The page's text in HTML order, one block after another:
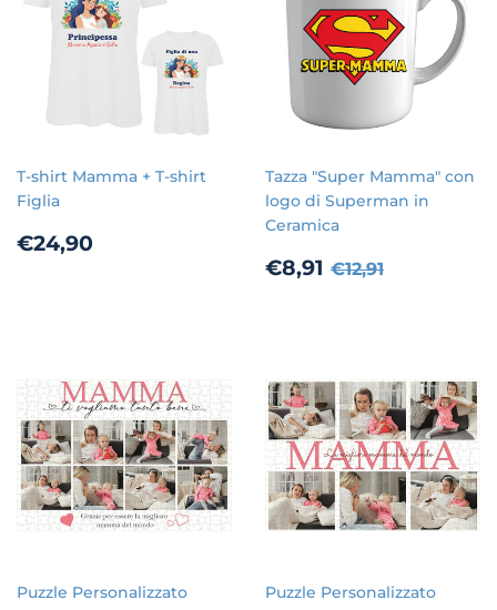
T-shirt Mamma + T-shirt
Figlia
Prezzo
€24,90
Tazza "Super Mamma" con
logo di Superman in
Ceramica
Prezzo
€8,91 €8,91
Prezzo di
€12,91
Puzzle Personalizzato
Puzzle Personalizzato